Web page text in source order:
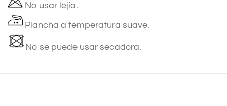
No usar lejía.
Plancha a temperatura suave.
No se puede usar secadora.